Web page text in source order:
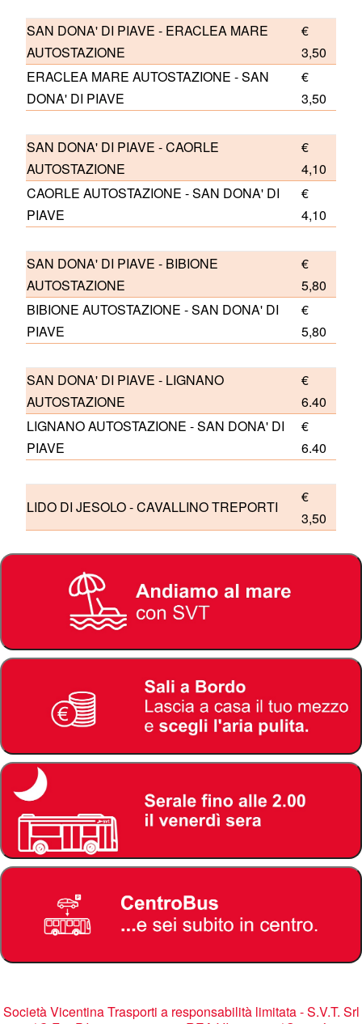
SAN DONA' DI PIAVE - ERACLEA MARE
AUTOSTAZIONE
€
3,50
ERACLEA MARE AUTOSTAZIONE - SAN
DONA' DI PIAVE
€
3,50
SAN DONA' DI PIAVE - CAORLE
AUTOSTAZIONE
€
4,10
CAORLE AUTOSTAZIONE - SAN DONA' DI
PIAVE
€
4,10
SAN DONA' DI PIAVE - BIBIONE
AUTOSTAZIONE
€
5,80
BIBIONE AUTOSTAZIONE - SAN DONA' DI
PIAVE
€
5,80
SAN DONA' DI PIAVE - LIGNANO
AUTOSTAZIONE
€
6.40
LIGNANO AUTOSTAZIONE - SAN DONA' DI
PIAVE
€
6.40
LIDO DI JESOLO - CAVALLINO TREPORTI
€
3,50
Società Vicentina Trasporti a responsabilità limitata - S.V.T. Srl